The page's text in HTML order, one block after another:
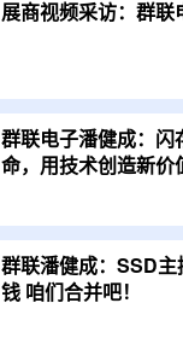
展商视频采访：群联
群联电子潘健成：闪
命，用技术创造新价
群联潘健成：SSD
钱 咱们合并吧！